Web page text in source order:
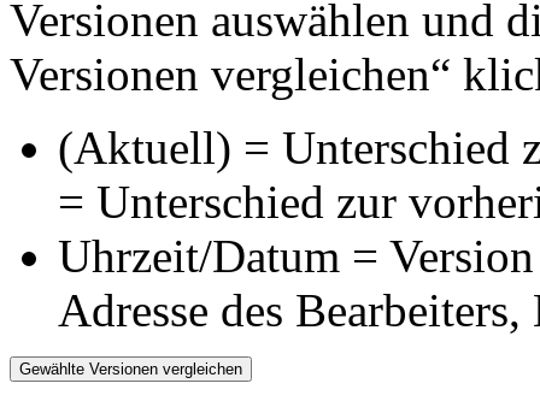
Versionen auswählen und
Versionen vergleichen“
(Aktuell) = Unterschied
= Unterschied zur
Uhrzeit/Datum =
Adresse des